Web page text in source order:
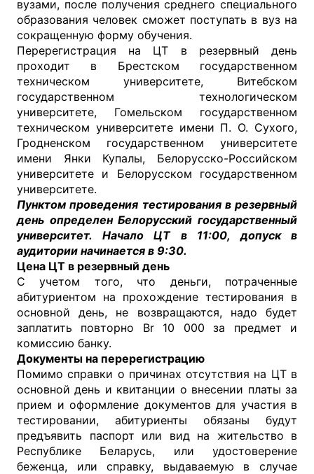
вузами, после получения среднего специального
образования человек сможет поступать в вуз на
сокращенную форму обучения.
Перерегистрация на ЦТ в резервный день
проходит в Брестском государственном
техническом университете, Витебском
государственном технологическом
университете, Гомельском государственном
техническом университете имени П. О. Сухого,
Гродненском государственном университете
имени Янки Купалы, Белорусско-Российском
университете и Белорусском государственном
университете.
Пунктом проведения тестирования в резервный
день определен Белорусский государственный
университет. Начало ЦТ в 11:00, допуск в
аудитории начинается в 9:30.
Цена ЦТ в резервный день
С учетом того, что деньги, потраченные
абитуриентом на прохождение тестирования в
основной день, не возвращаются, надо будет
заплатить повторно Br 10 000 за предмет и
комиссию банку.
Документы на перерегистрацию
Помимо справки о причинах отсутствия на ЦТ в
основной день и квитанции о внесении платы за
прием и оформление документов для участия в
тестировании, абитуриенты обязаны будут
предъявить паспорт или вид на жительство в
Республике Беларусь, или удостоверение
беженца, или справку, выдаваемую в случае